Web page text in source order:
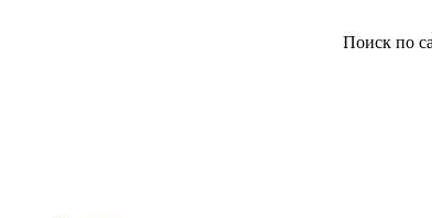
Поиск по